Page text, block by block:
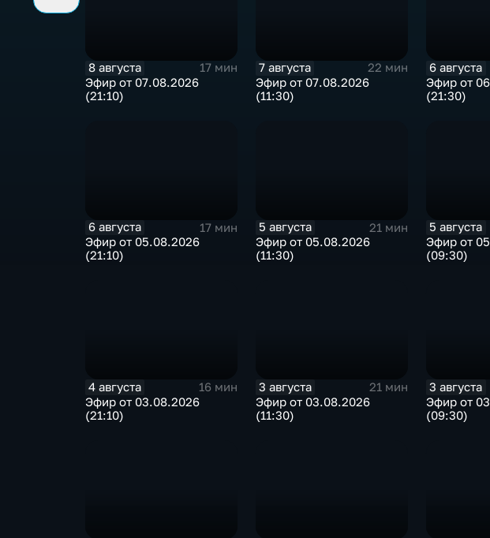
8 августа
17 мин
Эфир от 07.08.2026
(21:10)
7 августа
22 мин
Эфир от 07.08.2026
(11:30)
6 августа
Эфир от
(21:30)
6 августа
17 мин
Эфир от 05.08.2026
(21:10)
5 августа
21 мин
Эфир от 05.08.2026
(11:30)
5 августа
Эфир от
(09:30)
4 августа
16 мин
Эфир от 03.08.2026
(21:10)
3 августа
21 мин
Эфир от 03.08.2026
(11:30)
3 августа
Эфир от
(09:30)